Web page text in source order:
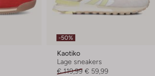
-50%
Kaotiko
Lage sneakers
€ 119,99 € 59,99